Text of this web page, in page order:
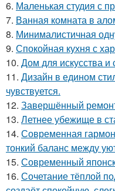
6. Маленькая студия с
7. Ванная комната в
8. Минималистичная
9. Спокойная кухня с
10. Дом для искусства и
11. Дизайн в едином
чувствуется.
12. Завершённый
13. Летнее убежище в
14. Современная
тонкий баланс между
15. Современный
16. Сочетание тёплой